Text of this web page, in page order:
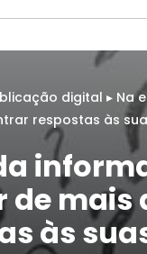
digital ▸ Na
respostas às
de
às